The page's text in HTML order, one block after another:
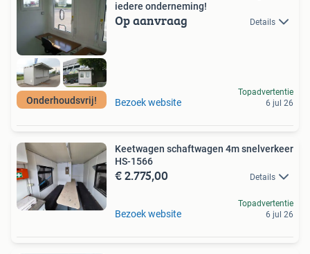
Onderhoudsvrij!
iedere onderneming!
Op aanvraag Details
Bezoek website
Topadvertentie
6 jul 26
Keetwagen schaftwagen 4m snelverkeer
HS-1566
€ 2.775,00 Details
Bezoek website
Topadvertentie
6 jul 26